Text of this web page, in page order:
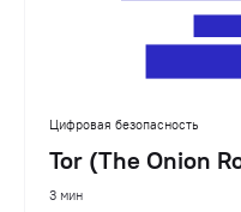
Цифровая безопасность
Tor (The Onion
3 мин